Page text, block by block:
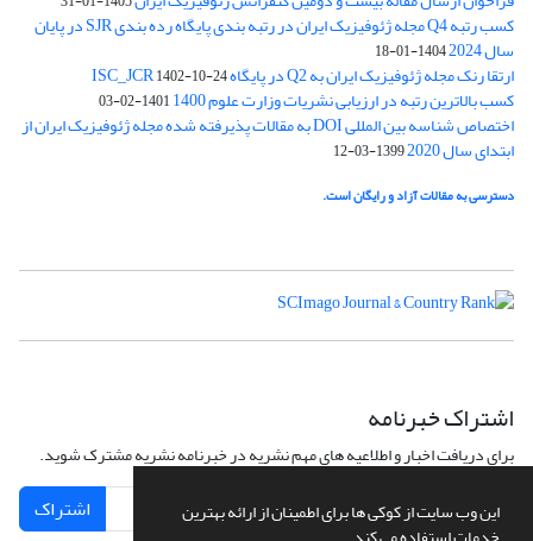
این وب سایت از کوکی ها برای اطمینان از ارائه بهترین
کسب رتبه Q4 مجله ژئوفیزیک ایران در رتبه بندی پایگاه رده بندی SJR در پایان
سال 2024 1404-01-18
ارتقا رنک مجله ژئوفیزیک ایران به Q2 در پایگاه ISC_JCR 1402-10-24
کسب بالاترین رتبه در ارزیابی نشریات وزارت علوم 1400 1401-02-03
اختصاص شناسه بین المللی DOI به مقالات پذیرفته شده مجله ژئوفیزیک ایران از
ابتدای سال 2020 1399-03-12
دسترسی به مقالات آزاد و رایگان است.
اشتراک خبرنامه
برای دریافت اخبار و اطلاعیه های مهم نشریه در خبرنامه نشریه مشترک شوید.
اشتراک